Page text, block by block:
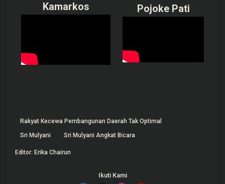
Kamarkos Pojoke Pati
Rakyat Kecewa Pembangunan Daerah Tak Optimal
Sri Mulyani
Sri Mulyani Angkat Bicara
Editor: Erika Chairun
Ikuti Kami